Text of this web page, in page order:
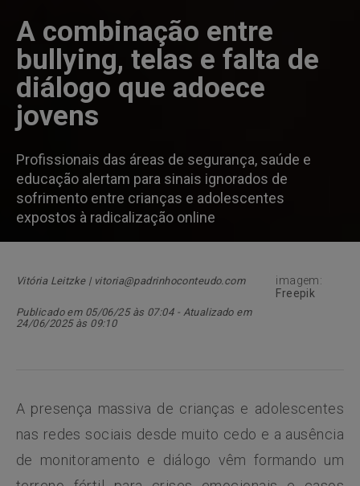
A combinação entre
bullying, telas e falta de
diálogo que adoece
jovens
Profissionais das áreas de segurança, saúde e
educação alertam para sinais ignorados de
sofrimento entre crianças e adolescentes
expostos à radicalização online
Vitória Leitzke | vitoria@padrinhoconteudo.com
Publicado em 05/06/25 às 07:04 - Atualizado em
24/06/2025 às 09:10
imagem:
Freepik
A presença massiva de crianças e adolescentes
nas redes sociais desde muito cedo e a ausência
de monitoramento e diálogo vêm formando um